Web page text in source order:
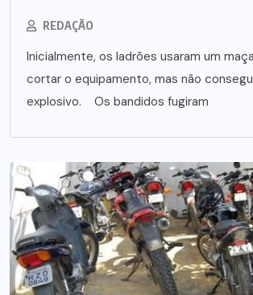
REDAÇÃO
Inicialmente, os ladrões usaram um
cortar o equipamento, mas não
explosivo. Os bandidos fugiram